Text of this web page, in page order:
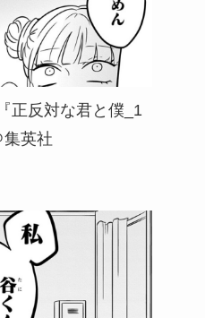
正反対な君と僕_1
集英社